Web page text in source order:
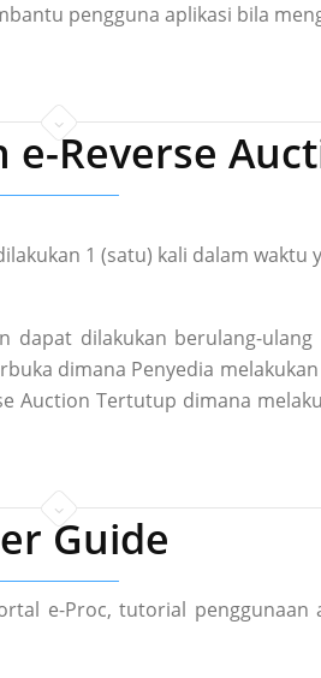
pengguna aplikasi bila
e-Reverse
1 (satu) kali dalam waktu
dapat dilakukan berulang-
dimana Penyedia
Auction Tertutup dimana
Guide
e-Proc, tutorial